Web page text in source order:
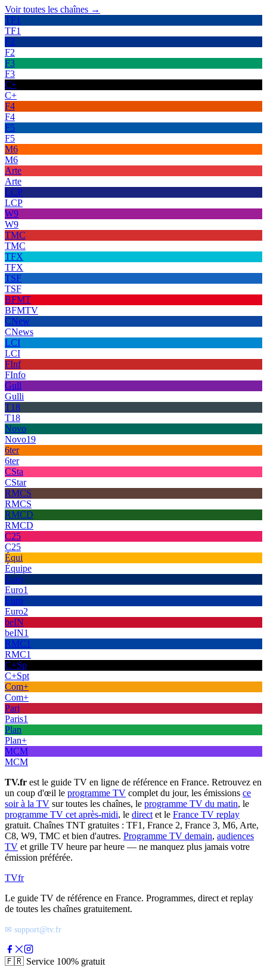
Voir toutes les chaînes →
TF1
TF1
F2
F2
F3
F3
C+
C+
F4
F4
F5
F5
M6
M6
Arte
Arte
LCP
LCP
W9
W9
TMC
TMC
TFX
TFX
TSF
TSF
BFMT
BFMTV
CNew
CNews
LCI
LCI
FInf
FInfo
Gull
Gulli
T18
T18
Novo
Novo19
6ter
6ter
CSta
CStar
RMCS
RMCS
RMCD
RMCD
C25
C25
Équi
Équipe
Euro
Euro1
Euro
Euro2
beIN
beIN1
RMC1
RMC1
C+Sp
C+Spt
Com+
Com+
Pari
Paris1
Plan
Plan+
MCM
MCM
TV.fr est le guide TV en ligne de référence en France. Retrouvez en
un coup d'œil le programme TV complet du jour, les émissions ce
soir à la TV sur toutes les chaînes, le programme TV du matin, le
programme TV cet après-midi, le direct et le France TV replay
gratuit. Chaînes TNT gratuites : TF1, France 2, France 3, M6, Arte,
C8, W9, TMC et bien d'autres. Programme TV demain, audiences
TV et grille TV heure par heure — ne manquez plus jamais votre
émission préférée.
TVfr
Le guide TV de référence en France. Programmes, direct et replay
de toutes les chaînes gratuitement.
✉ support@tv.fr
🇫🇷 Service 100% gratuit